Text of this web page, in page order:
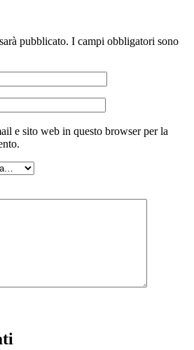
pubblicato. I campi obbligatori sono
e sito web in questo browser per la